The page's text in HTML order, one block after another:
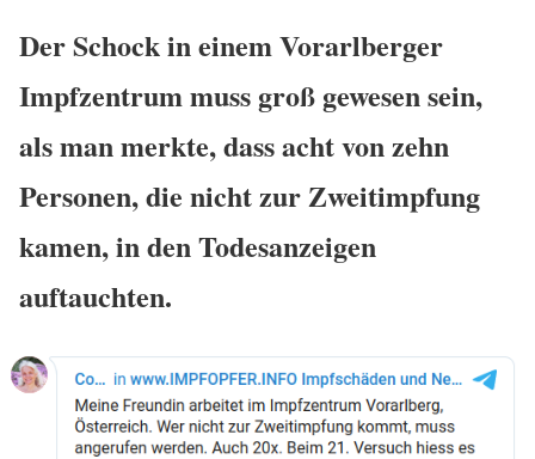
Der Schock in einem Vorarlberger
Impfzentrum muss groß gewesen sein,
als man merkte, dass acht von zehn
Personen, die nicht zur Zweitimpfung
kamen, in den Todesanzeigen
auftauchten.